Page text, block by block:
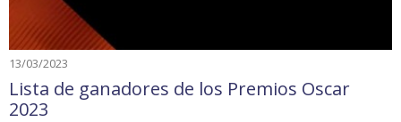
13/03/2023
Lista de ganadores de los Premios Oscar
2023